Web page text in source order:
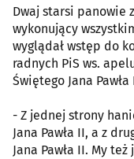
Dwaj starsi panowie
wykonujący
wyglądał wstęp do
radnych PiS ws.
Świętego Jana Pawła
- Z jednej strony
Jana Pawła II, a z
Jana Pawła II. My